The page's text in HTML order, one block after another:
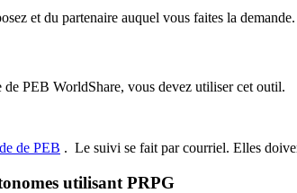
et du partenaire auquel vous faites la demande.
PEB WorldShare, vous devez utiliser cet outil.
de PEB . Le suivi se fait par courriel. Elles
utilisant PRPG